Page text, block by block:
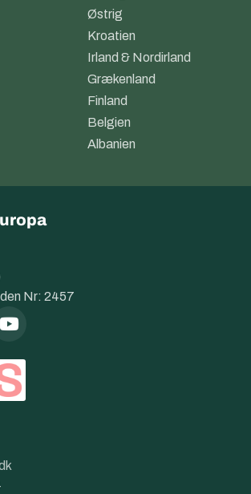
Østrig
Kroatien
Irland & Nordirland
Grækenland
Finland
Belgien
Albanien
Nr: 2457